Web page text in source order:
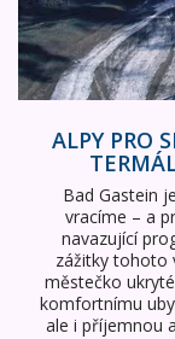
ALPY PRO
Bad Gastein
vracíme – a
navazující
zážitky tohoto
městečko
komfortnímu
ale i příjemnou